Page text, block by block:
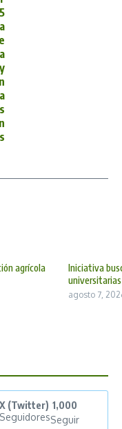
y
agrícola
Iniciativa
universitarias
agosto 7,
X (Twitter) 1,000
SeguidoresSeguir